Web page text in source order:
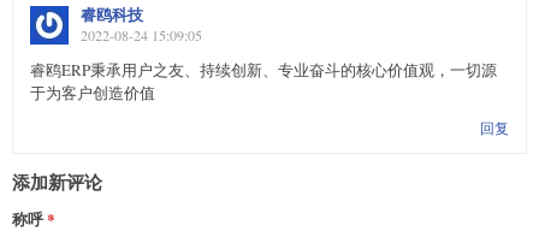
睿鸥科技
2022-08-24 15:09:05
睿鸥ERP秉承用户之友、持续创新、专业奋斗的核心价值观，一切源
于为客户创造价值
回复
添加新评论
称呼